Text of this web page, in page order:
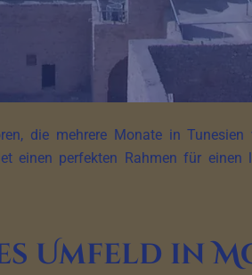
die mehrere Monate in
perfekten Rahmen für einen
Umfeld in